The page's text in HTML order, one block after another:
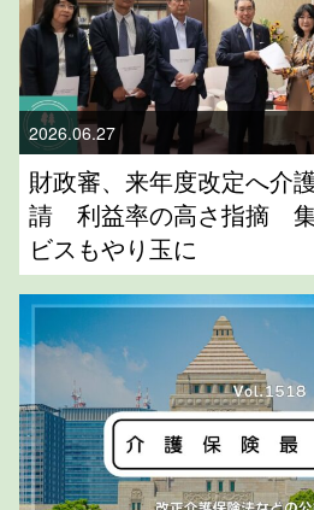
2026.06.27
財政審、来年度改定へ介
請 利益率の高さ指摘 集
ビスもやり玉に